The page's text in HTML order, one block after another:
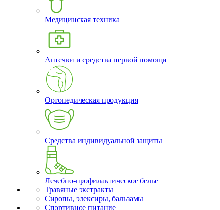
Медицинская техника
Аптечки и средства первой помощи
Ортопедическая продукция
Средства индивидуальной защиты
Лечебно-профилактическое белье
Травяные экстракты
Сиропы, элексиры, бальзамы
Спортивное питание